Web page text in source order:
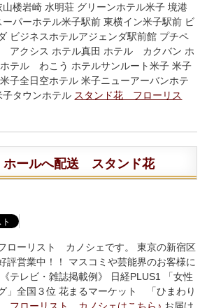
楼岩崎 水明荘 グリーンホテル米子 境港
パーホテル米子駅前 東横イン米子駅前 ビ
ビジネスホテルアジェンダ駅前館 プチペ
アクシス ホテル真田 ホテル カクバン ホ
テル わこう ホテルサンルート米子 米子
子全日空ホテル 米子ニューアーバンホテ
子タウンホテル スタンド花 フローリス
ホールへ配送 スタンド花
ローリスト カノシェです。 東京の新宿区
評営業中！！ マスコミや芸能界のお客様に
テレビ・雑誌掲載例》 日経PLUS1 「女性
」全国３位 花まるマーケット 「ひまわり